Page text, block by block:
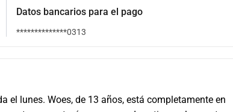
Datos bancarios para el pago
**************0313
el lunes. Woes, de 13 años, está completamente en